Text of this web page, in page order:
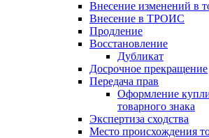
Внесение изменений в
Внесение в ТРОИС
Продление
Восстановление
Дубликат
Досрочное прекращение
Передача прав
Оформление
товарного знака
Экспертиза сходства
Место происхождения